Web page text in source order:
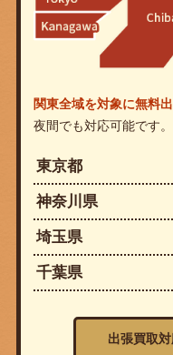
関東全域を対象に無料
夜間でも対応可能です。
東京都
神奈川県
埼玉県
千葉県
出張買取